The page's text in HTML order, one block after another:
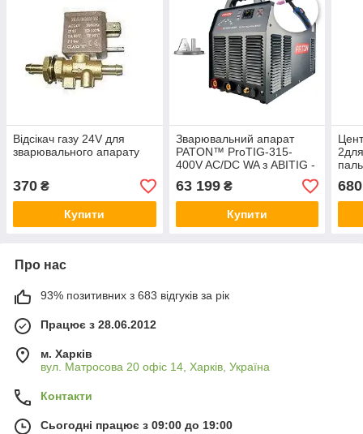
Відсікач газу 24V для
зварювального апарату
370 ₴
Купити
Зварювальний апарат
PATON™ ProTIG-315-
400V AC/DC WA з ABITIG -
18 з рідинним
охолодженням (4 м)
63 199₴
Купити
680
Про нас
93% позитивних з 683 відгуків за рік
Працює з 28.06.2012
м. Харків
вул. Матросова 20 офіс 14, Харків, Україна
Контакти
Сьогодні працює з 09:00 до 19:00